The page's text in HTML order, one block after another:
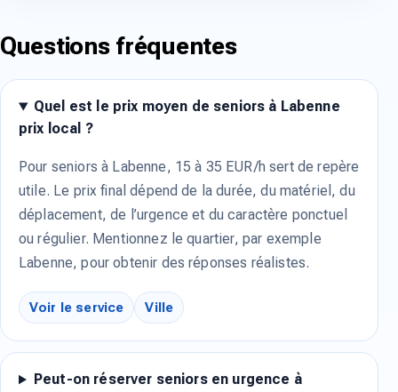
Questions fréquentes
Quel est le prix moyen de seniors à Labenne
prix local ?
Pour seniors à Labenne, 15 à 35 EUR/h sert de repère
utile. Le prix final dépend de la durée, du matériel, du
déplacement, de l’urgence et du caractère ponctuel
ou régulier. Mentionnez le quartier, par exemple
Labenne, pour obtenir des réponses réalistes.
Voir le service Ville
Peut-on réserver seniors en urgence à